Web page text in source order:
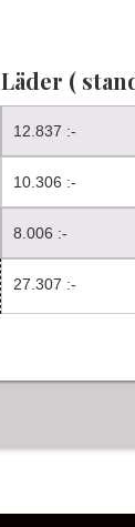
Läder (
12.837 :-
10.306 :-
8.006 :-
27.307 :-